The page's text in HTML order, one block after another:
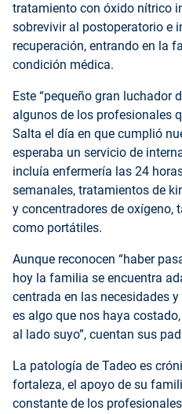
tratamiento con óxido nítrico
sobrevivir al postoperatorio e
recuperación, entrando en la
condición médica.
Este “pequeño gran luchador
algunos de los profesionales
Salta el día en que cumplió
esperaba un servicio de
incluía enfermería las 24
semanales, tratamientos de
y concentradores de oxígeno,
como portátiles.
Aunque reconocen “haber
hoy la familia se encuentra
centrada en las necesidades
es algo que nos haya
al lado suyo”, cuentan sus
La patología de Tadeo es
fortaleza, el apoyo de su
constante de los